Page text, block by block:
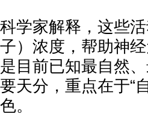
科学家解释，这些
子）浓度，帮助神
是目前已知最自然
要天分，重点在于“
色。